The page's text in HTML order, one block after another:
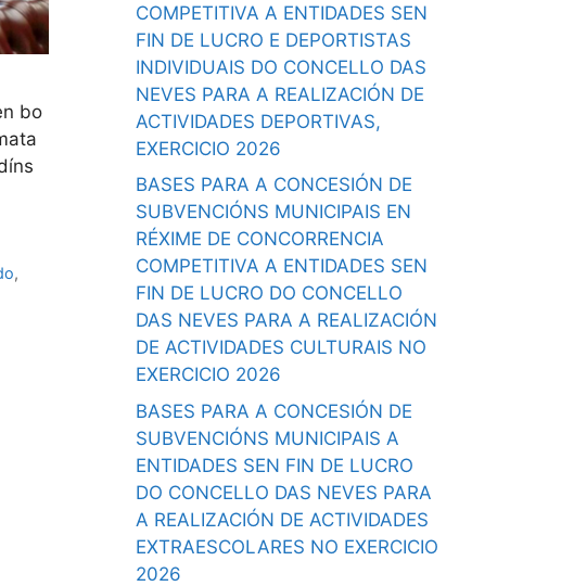
bo
,
COMPETITIVA A ENTIDADES SEN
FIN DE LUCRO E DEPORTISTAS
INDIVIDUAIS DO CONCELLO DAS
NEVES PARA A REALIZACIÓN DE
ACTIVIDADES DEPORTIVAS,
EXERCICIO 2026
BASES PARA A CONCESIÓN DE
SUBVENCIÓNS MUNICIPAIS EN
RÉXIME DE CONCORRENCIA
COMPETITIVA A ENTIDADES SEN
FIN DE LUCRO DO CONCELLO
DAS NEVES PARA A REALIZACIÓN
DE ACTIVIDADES CULTURAIS NO
EXERCICIO 2026
BASES PARA A CONCESIÓN DE
SUBVENCIÓNS MUNICIPAIS A
ENTIDADES SEN FIN DE LUCRO
DO CONCELLO DAS NEVES PARA
A REALIZACIÓN DE ACTIVIDADES
EXTRAESCOLARES NO EXERCICIO
2026